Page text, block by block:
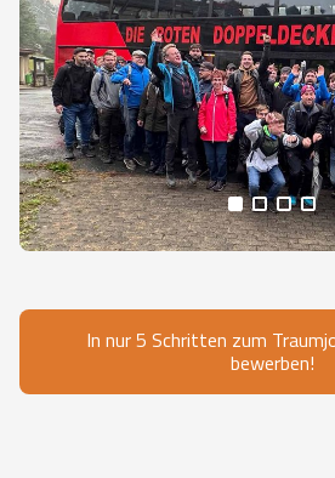
In nur 5 Schritten zum
bewerben!